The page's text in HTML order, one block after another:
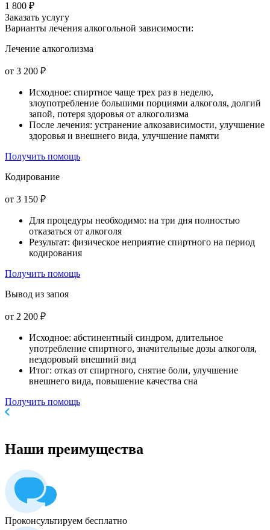
1 800 ₽
Заказать услугу
Варианты лечения алкогольной зависимости:
Лечение алкоголизма
от 3 200 ₽
Исходное: спиртное чаще трех раз в неделю,
злоупотребление большими порциями алкоголя, долгий
запой, потеря здоровья от алкоголизма
После лечения: устранение алкозависимости, улучшение
здоровья и внешнего вида, улучшение памяти
Получить помощь
Кодирование
от 3 150 ₽
Для процедуры необходимо: на три дня полностью
отказаться от алкоголя
Результат: физическое неприятие спиртного на период
кодирования
Получить помощь
Вывод из запоя
от 2 200 ₽
Исходное: абстинентный синдром, длительное
употребление спиртного, значительные дозы алкоголя,
нездоровый внешний вид
Итог: отказ от спиртного, снятие боли, улучшение
внешнего вида, повышение качества сна
Получить помощь
Наши преимущества
Проконсультируем бесплатно